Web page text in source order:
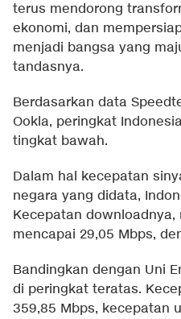
terus mendorong
ekonomi, dan
menjadi bangsa yang
tandasnya.
Berdasarkan data
Ookla, peringkat
tingkat bawah.
Dalam hal kecepatan
negara yang didata,
Kecepatan
mencapai 29,05 Mbps,
Bandingkan dengan Uni
di peringkat teratas.
359,85 Mbps, kecepatan